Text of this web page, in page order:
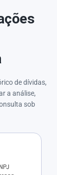
de dívidas,
a análise,
sob